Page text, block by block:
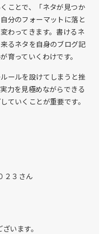
ことで、「ネタが見つか
分のフォーマットに落と
わってきます。書けるネ
るネタを自身のブログ記
育っていくわけです。
ールを設けてしまうと挫
力を見極めながらできる
ていくことが重要です。
２３さん
います。